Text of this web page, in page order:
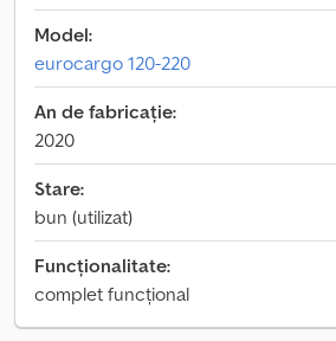
Model:
eurocargo 120-220
An de fabricație:
2020
Stare:
bun (utilizat)
Funcționalitate:
complet funcțional